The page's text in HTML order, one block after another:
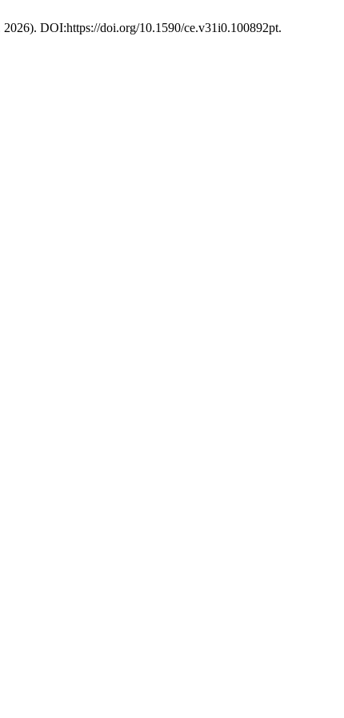
2026). DOI:https://doi.org/10.1590/ce.v31i0.100892pt.